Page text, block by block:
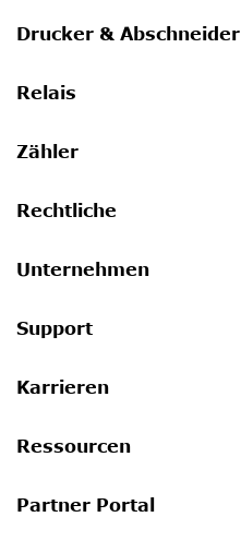
Drucker & Abschneider
Relais
Zähler
Rechtliche
Unternehmen
Support
Karrieren
Ressourcen
Partner Portal